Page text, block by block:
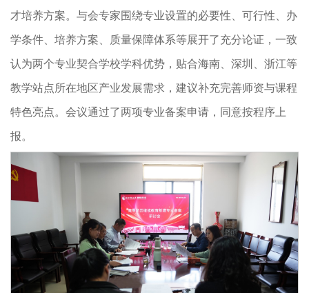
才培养方案。与会专家围绕专业设置的必要性、可行性、办
学条件、培养方案、质量保障体系等展开了充分论证，一致
认为两个专业契合学校学科优势，贴合海南、深圳、浙江等
教学站点所在地区产业发展需求，建议补充完善师资与课程
特色亮点。会议通过了两项专业备案申请，同意按程序上
报。